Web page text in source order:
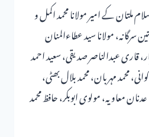
ملتان کے امیر مولانا محمد اکمل و
سرگانہ، مولانا سید عطاءالمنان
قاری عبدالناصر صدیقی، سعید احمد
محمد مہربان، محمد بلال بھٹی،
معاویہ، مولوی ابوبکر، حافظ محمد